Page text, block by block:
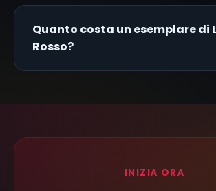
Quanto costa un esemplare di
Rosso?
INIZIA ORA